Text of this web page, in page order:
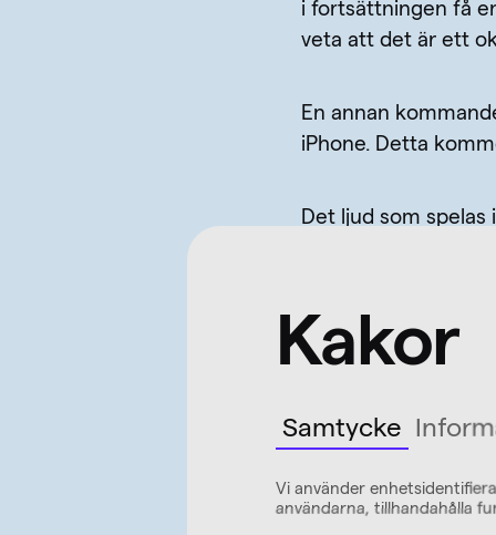
Kakor
Samtycke
Vi använder
användarna, tillhandahålla
i fortsättningen få
veta att det är ett
En annan
iPhone. Detta
Det ljud som
ViaLifewire